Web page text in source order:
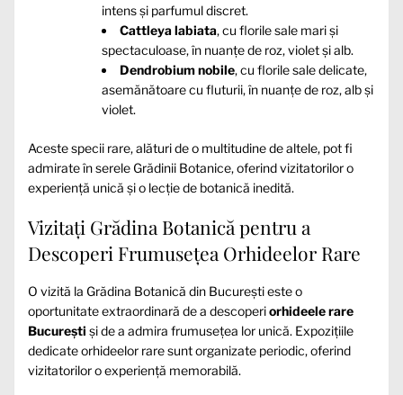
intens și parfumul discret.
Cattleya labiata, cu florile sale mari și
spectaculoase, în nuanțe de roz, violet și alb.
Dendrobium nobile, cu florile sale delicate,
asemănătoare cu fluturii, în nuanțe de roz, alb și
violet.
Aceste specii rare, alături de o multitudine de altele, pot fi
admirate în serele Grădinii Botanice, oferind vizitatorilor o
experiență unică și o lecție de botanică inedită.
Vizitați Grădina Botanică pentru a
Descoperi Frumusețea Orhideelor Rare
O vizită la Grădina Botanică din București este o
oportunitate extraordinară de a descoperiorhideele rare
București și de a admira frumusețea lor unică. Expozițiile
dedicate orhideelor rare sunt organizate periodic, oferind
vizitatorilor o experiență memorabilă.